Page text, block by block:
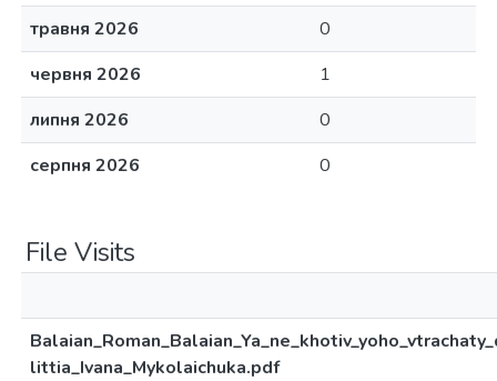
травня 2026
0
червня 2026
1
липня 2026
0
серпня 2026
0
File Visits
littia_Ivana_Mykolaichuka.pdf